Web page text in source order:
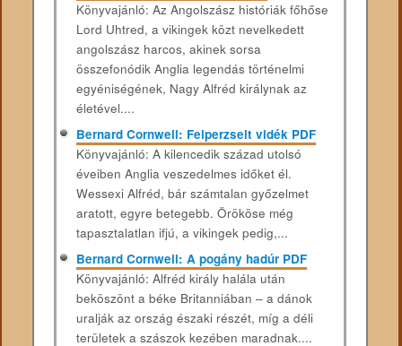
Könyvajánló: Az Angolszász ​históriák főhőse
Lord Uhtred, a vikingek közt nevelkedett
angolszász harcos, akinek sorsa
összefonódik Anglia legendás történelmi
egyéniségének, Nagy Alfréd királynak az
életével....
Bernard Cornwell: Felperzselt vidék PDF
Könyvajánló: A kilencedik század utolsó
éveiben Anglia veszedelmes időket él.
Wessexi Alfréd, bár számtalan győzelmet
aratott, egyre betegebb. Örököse még
tapasztalatlan ifjú, a vikingek pedig,...
Bernard Cornwell: A pogány hadúr PDF
Könyvajánló: Alfréd ​király halála után
beköszönt a béke Britanniában – a dánok
uralják az ország északi részét, míg a déli
területek a szászok kezében maradnak....